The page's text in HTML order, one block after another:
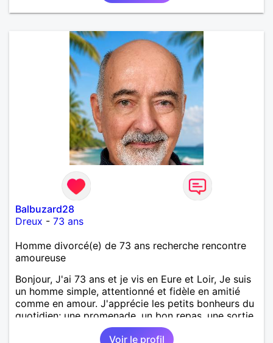
Balbuzard28
Dreux - 73 ans
Homme divorcé(e) de 73 ans recherche rencontre
amoureuse
Bonjour, J'ai 73 ans et je vis en Eure et Loir, Je suis
un homme simple, attentionné et fidèle en amitié
comme en amour. J'apprécie les petits bonheurs du
quotidien; une promenade, un bon repas, une sortie,
une discision agréable ou un moment de détente à
deux. Je souhaite rencontrer une femme douce,
Voir le profil